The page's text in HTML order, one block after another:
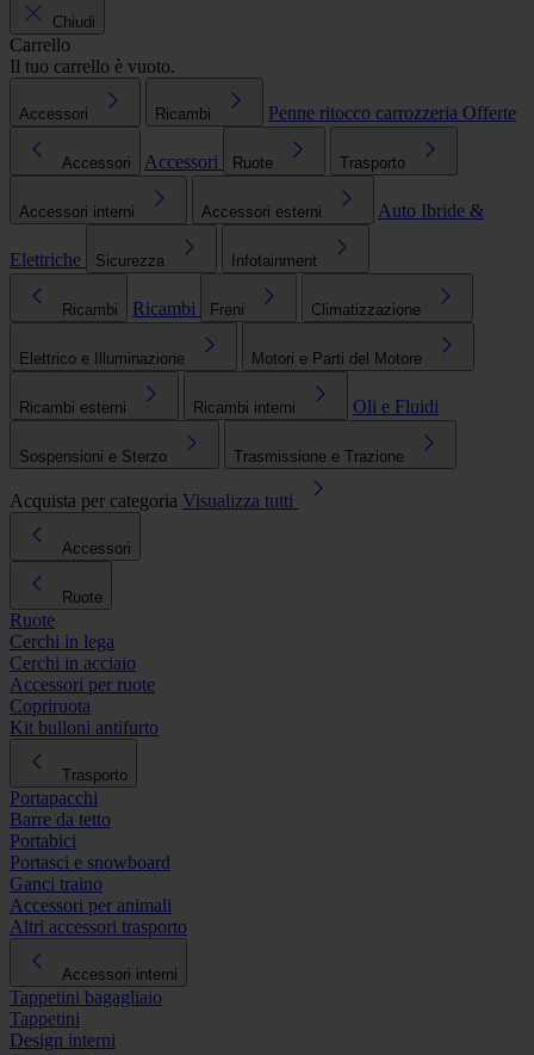
Chiudi
Carrello
Il tuo carrello è vuoto.
Accessori Ricambi Penne ritocco carrozzeria Offerte
Accessori Accessori Ruote Trasporto
Accessori interni Accessori esterni Auto Ibride &
Elettriche Sicurezza Infotainment
Ricambi Ricambi Freni Climatizzazione
Elettrico e Illuminazione Motori e Parti del Motore
Ricambi esterni Ricambi interni Oli e Fluidi
Sospensioni e Sterzo Trasmissione e Trazione
Acquista per categoria Visualizza tutti
Accessori
Ruote
Ruote
Cerchi in lega
Cerchi in acciaio
Accessori per ruote
Copriruota
Kit bulloni antifurto
Trasporto
Portapacchi
Barre da tetto
Portabici
Portasci e snowboard
Ganci traino
Accessori per animali
Altri accessori trasporto
Accessori interni
Tappetini bagagliaio
Tappetini
Design interni